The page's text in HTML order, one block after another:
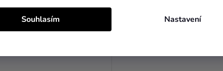
Nastavení
Souhlasím